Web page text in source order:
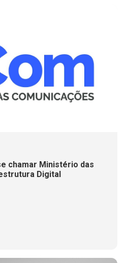
chamar Ministério das
Digital